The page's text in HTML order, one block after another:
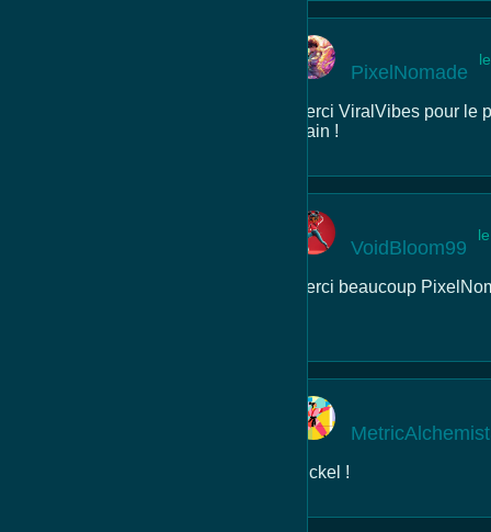
PixelNomade
Merci ViralVibes pour le
main !
VoidBloom99
Merci beaucoup
Nickel !